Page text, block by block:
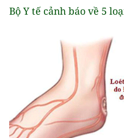
Bộ Y tế cảnh báo về 5